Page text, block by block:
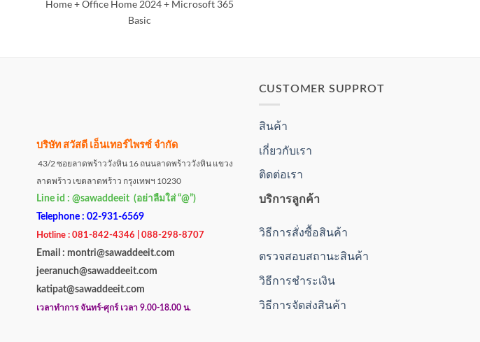
Home + Office Home 2024 + Microsoft 365
Basic
บริษัท สวัสดี เอ็นเทอร์ไพรซ์ จำกัด
43/2 ซอยลาดพร้าววังหิน 16 ถนนลาดพร้าววังหิน แขวง
ลาดพร้าว เขตลาดพร้าว กรุงเทพฯ 10230
Line id : @sawaddeeit (อย่าลืมใส่ “@”)
Telephone : 02-931-6569
Hotline : 081-842-4346 | 088-298-8707
Email : montri@sawaddeeit.com
jeeranuch@sawaddeeit.com
katipat@sawaddeeit.com
เวลาทำการ จันทร์-ศุกร์ เวลา 9.00-18.00 น.
CUSTOMER SUPPROT
สินค้า
เกี่ยวกับเรา
ติดต่อเรา
บริการลูกค้า
วิธีการสั่งซื้อสินค้า
ตรวจสอบสถานะสินค้า
วิธีการชำระเงิน
วิธีการจัดส่งสินค้า